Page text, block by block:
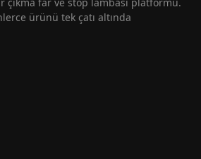
ürünü tek çatı altında